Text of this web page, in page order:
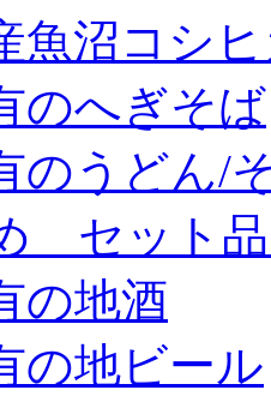
魚沼コシ
のへぎそば
のうどん/
セット
の地酒
の地ビール